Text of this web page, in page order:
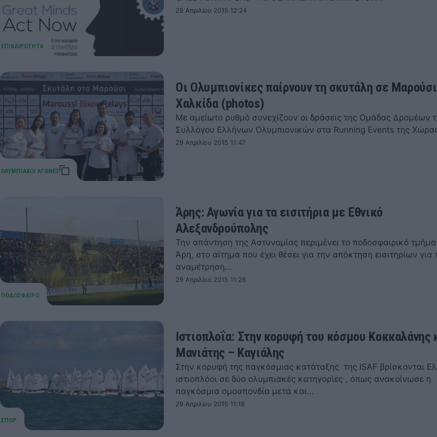
29 Απριλίου 2015 12:24
Οι Ολυμπιονίκες παίρνουν τη σκυτάλη σε
Χαλκίδα (photos)
Με αμείωτο ρυθμό συνεχίζουν οι δράσεις της Ομάδας Δρομέων
Συλλόγου Ελλήνων Ολυμπιονικών στα Running Events της
29 Απριλίου 2015 11:47
Άρης: Αγωνία για τα εισιτήρια με Εθνικό
Αλεξανδρούπολης
Την απάντηση της Αστυνομίας περιμένει το ποδοσφαιρικό
Άρη, στο αίτημα που έχει θέσει για την απόκτηση εισιτηρίων για
αναμέτρηση…
29 Απριλίου 2015 11:26
Ιστιοπλοΐα: Στην κορυφή του κόσμου Κοκκαλάνης
Μανιάτης – Καγιάλης
Στην κορυφή της παγκόσμιας κατάταξης της ISAF βρίσκονται
ιστιοπλόοι σε δύο ολυμπιακές κατηγορίες , όπως ανακοίνωσε η
παγκόσμια ομοσπονδία μετά και…
29 Απριλίου 2015 11:18